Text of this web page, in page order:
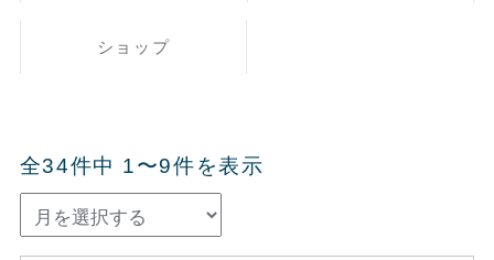
ショップ
全34件中 1〜9件を表示